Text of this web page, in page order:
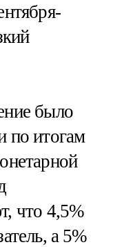
было
по итогам
что 4,5%
а 5%